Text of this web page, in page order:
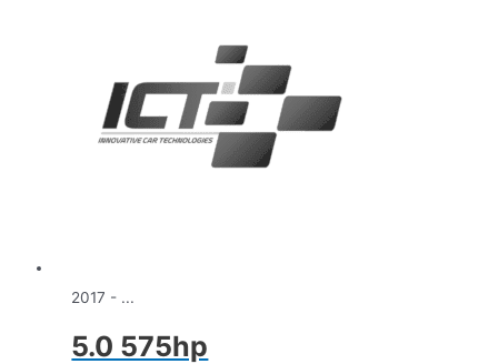
2017 - ...
5.0 575hp